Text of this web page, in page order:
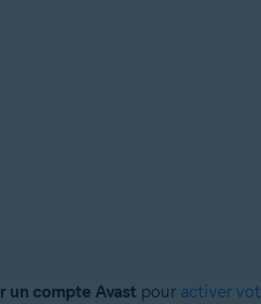
un compte Avast pour activer